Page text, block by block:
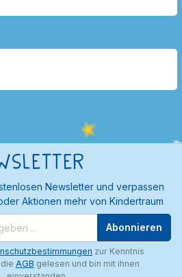
Newsletter und verpassen
Aktionen mehr von Kindertraum
Abonnieren
zur Kenntnis
AGB gelesen und bin mit ihnen